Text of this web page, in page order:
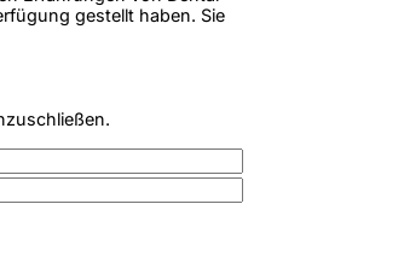
gestellt haben. Sie